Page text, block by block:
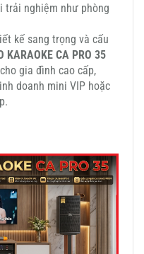
trải nghiệm như phòng
kế sang trọng và cấu
KARAOKE CA PRO 35
gia đình cao cấp,
doanh mini VIP hoặc